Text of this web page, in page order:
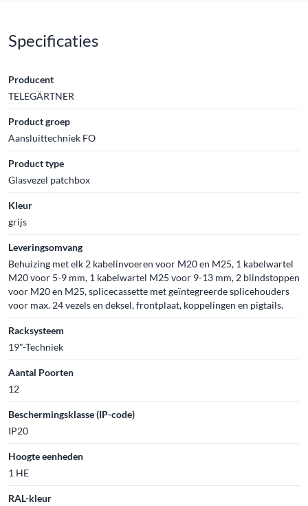
Specificaties
Producent
TELEGÄRTNER
Product groep
Aansluittechniek FO
Product type
Glasvezel patchbox
Kleur
grijs
Leveringsomvang
Behuizing met elk 2 kabelinvoeren voor M20 en M25, 1 kabelwartel
M20 voor 5-9 mm, 1 kabelwartel M25 voor 9-13 mm, 2 blindstoppen
voor M20 en M25, splicecassette met geïntegreerde splicehouders
voor max. 24 vezels en deksel, frontplaat, koppelingen en pigtails.
Racksysteem
19"-Techniek
Aantal Poorten
12
Beschermingsklasse (IP-code)
IP20
Hoogte eenheden
1 HE
RAL-kleur